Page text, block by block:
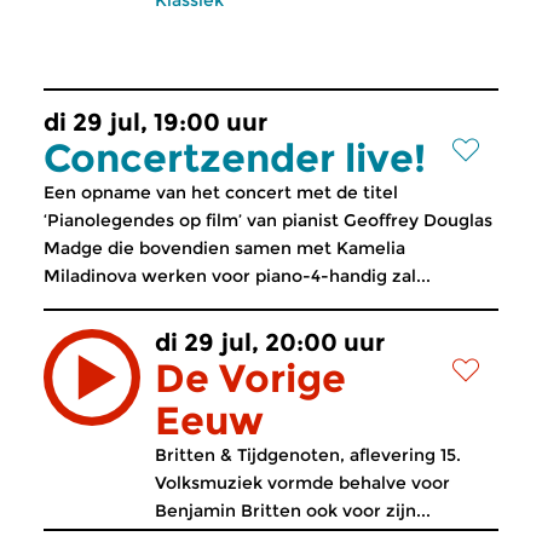
di 29 jul, 19:00 uur
Concertzender live!
Een opname van het concert met de titel
‘Pianolegendes op film’ van pianist Geoffrey Douglas
Madge die bovendien samen met Kamelia
Miladinova werken voor piano-4-handig zal...
di 29 jul, 20:00 uur
De Vorige
Eeuw
Britten & Tijdgenoten, aflevering 15.
Volksmuziek vormde behalve voor
Benjamin Britten ook voor zijn...